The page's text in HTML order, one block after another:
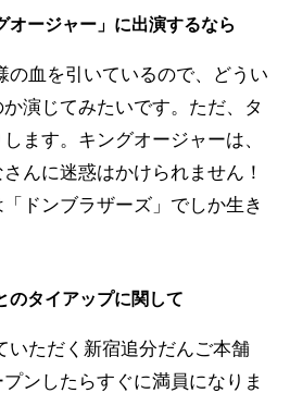
オージャー」に出演するなら
の血を引いているので、どうい
演じてみたいです。ただ、タ
ます。キングオージャーは、
んに迷惑はかけられません！
ドンブラザーズ」でしか生き
のタイアップに関して
いただく新宿追分だんご本舗
ンしたらすぐに満員になりま